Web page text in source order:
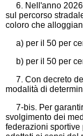
6. Nell'anno 2026,
sul percorso
coloro che
a) per il 50 per
b) per il 50 per
7. Con decreto
modalità di
7-bis. Per
svolgimento dei
federazioni sportive